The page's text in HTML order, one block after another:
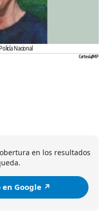
Nacional
Cortesía/MP
en los resultados
en Google ↗️